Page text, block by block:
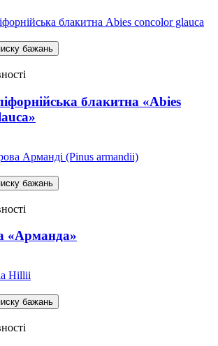
бажань
блакитна «Abies
бажань
«Арманда»
бажань